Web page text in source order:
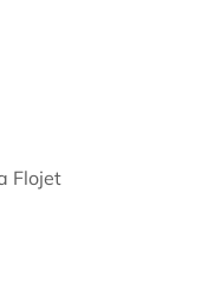
spotřebě energie.
pro vysokou
stabilní teplotu
pro
Flojet